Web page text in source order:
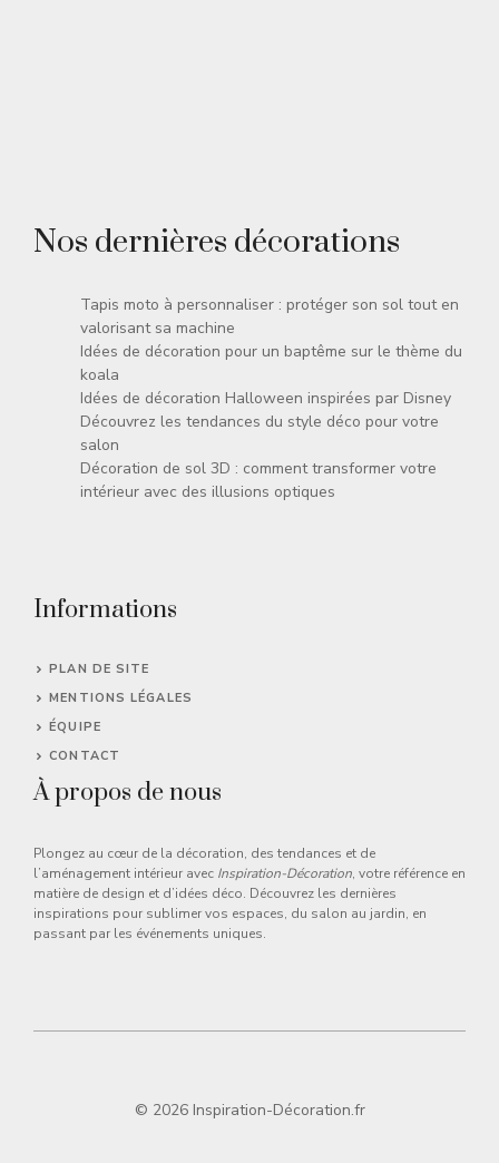
Nos dernières décorations
Tapis moto à personnaliser : protéger son sol tout en
valorisant sa machine
Idées de décoration pour un baptême sur le thème du
koala
Idées de décoration Halloween inspirées par Disney
Découvrez les tendances du style déco pour votre
salon
Décoration de sol 3D : comment transformer votre
intérieur avec des illusions optiques
Informations
PLAN DE SITE
MENTIONS LÉGALES
ÉQUIPE
CONTACT
À propos de nous
Plongez au cœur de la décoration, des tendances et de
l’aménagement intérieur avec Inspiration-Décoration, votre référence en
matière de design et d’idées déco. Découvrez les dernières
inspirations pour sublimer vos espaces, du salon au jardin, en
passant par les événements uniques.
© 2026 Inspiration-Décoration.fr